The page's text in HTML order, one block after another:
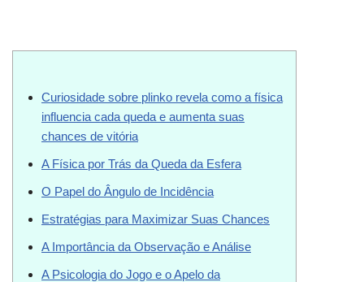
Curiosidade sobre plinko revela como a física
influencia cada queda e aumenta suas
chances de vitória
A Física por Trás da Queda da Esfera
O Papel do Ângulo de Incidência
Estratégias para Maximizar Suas Chances
A Importância da Observação e Análise
A Psicologia do Jogo e o Apelo da